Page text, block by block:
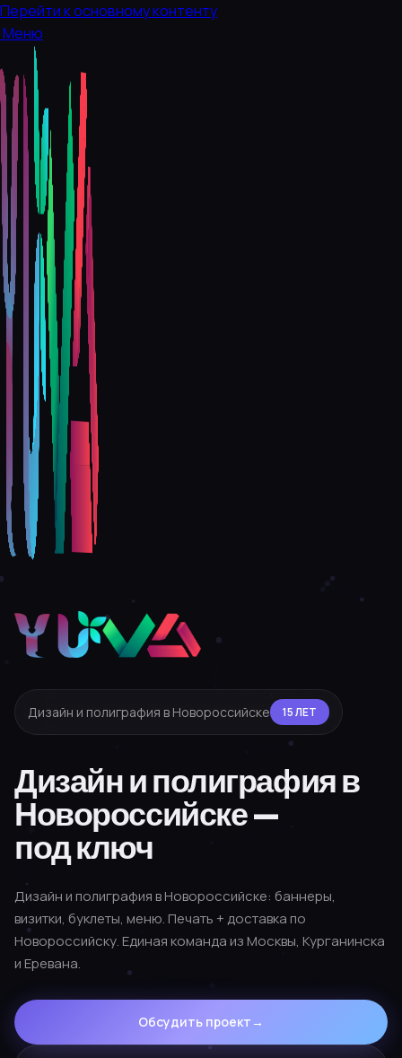
Перейти к основному контенту
Меню
Дизайн и полиграфия в Новороссийске 15 ЛЕТ
Дизайн и полиграфия в
Новороссийске —
под ключ
Дизайн и полиграфия в Новороссийске: баннеры,
визитки, буклеты, меню. Печать + доставка по
Новороссийску. Единая команда из Москвы, Курганинска
и Еревана.
Обсудить проект →